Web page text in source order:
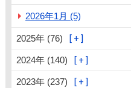
2026年1月 (5)
2025年 (76)
2024年 (140)
2023年 (237)